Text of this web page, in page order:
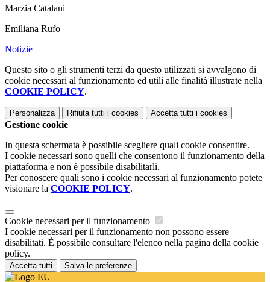
Marzia Catalani
Emiliana Rufo
Notizie
Questo sito o gli strumenti terzi da questo utilizzati si avvalgono di
cookie necessari al funzionamento ed utili alle finalità illustrate nella
COOKIE POLICY.
Personalizza Rifiuta tutti i cookies Accetta tutti i cookies
Gestione cookie
In questa schermata è possibile scegliere quali cookie consentire.
I cookie necessari sono quelli che consentono il funzionamento della
piattaforma e non è possibile disabilitarli.
Per conoscere quali sono i cookie necessari al funzionamento potete
visionare la COOKIE POLICY.
Cookie necessari per il funzionamento
I cookie necessari per il funzionamento non possono essere
disabilitati. È possibile consultare l'elenco nella pagina della cookie
policy.
Accetta tutti Salva le preferenze